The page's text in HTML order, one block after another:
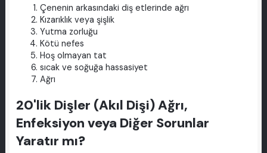
Çenenin arkasındaki diş etlerinde ağrı
Kızarıklık veya şişlik
Yutma zorluğu
Kötü nefes
Hoş olmayan tat
sıcak ve soğuğa hassasiyet
Ağrı
20'lik Dişler (Akıl Dişi) Ağrı,
Enfeksiyon veya Diğer Sorunlar
Yaratır mı?